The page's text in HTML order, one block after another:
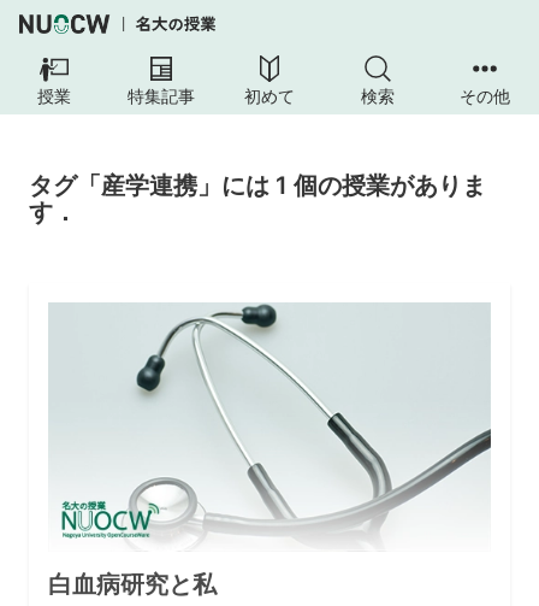
授業 特集記事 初めて 検索 その他
タグ「産学連携」には 1 個の授業がありま
す．
白血病研究と私